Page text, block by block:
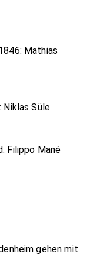
Mathias
Niklas Süle
Filippo Mané
gehen mit